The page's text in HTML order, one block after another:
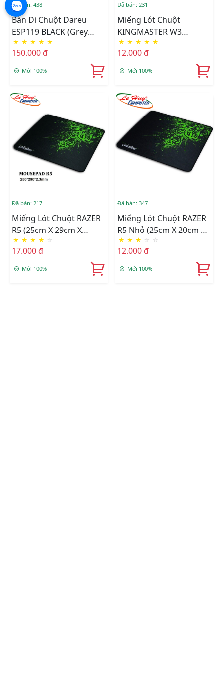
Đã bán: 438
Bàn Di Chuột Dareu
ESP119 BLACK (Grey
Logo) 900x400x4mm
★ ★ ★ ★ ★
150.000 đ
Mới 100%
Đã bán: 231
Miếng Lót Chuột
KINGMASTER W3
(210mm X 250mm X
1.7mm)
★ ★ ★ ★ ★
12.000 đ
Mới 100%
Đã bán: 217
Miếng Lót Chuột RAZER
R5 (25cm X 29cm X
2.3mm)
★ ★ ★ ★ ☆
17.000 đ
Mới 100%
Đã bán: 347
Miếng Lót Chuột RAZER
R5 Nhỏ (25cm X 20cm X
2mm)
★ ★ ★ ☆ ☆
12.000 đ
Mới 100%